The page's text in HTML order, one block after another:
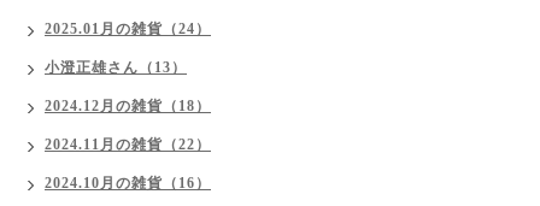
2025.01月の雑貨（24）
小澄正雄さん（13）
2024.12月の雑貨（18）
2024.11月の雑貨（22）
2024.10月の雑貨（16）